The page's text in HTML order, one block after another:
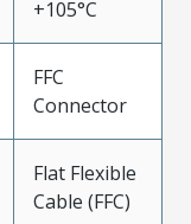
+105°C
FFC
Connector
Flat Flexible
Cable (FFC)